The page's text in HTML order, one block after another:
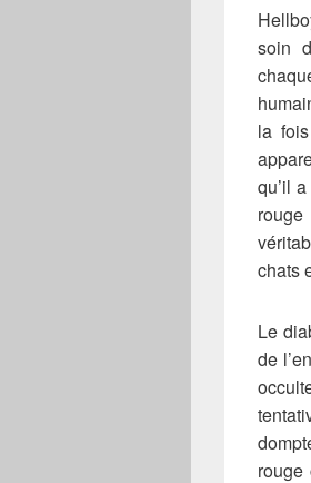
soin
la
qu’il
rouge
chats
Le
de
rouge